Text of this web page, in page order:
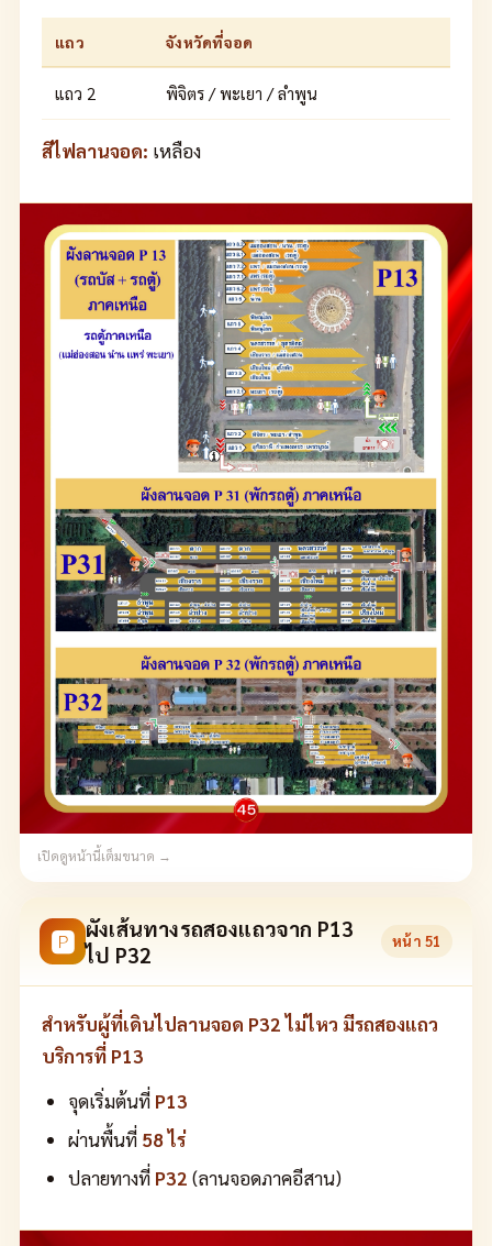
แถว จังหวัดที่จอด
แถว 2 พิจิตร / พะเยา / ลำพูน
สีไฟลานจอด: เหลือง
เปิดดูหน้านี้เต็มขนาด →
🅿 ผังเส้นทางรถสองแถวจาก P13
ไป P32
หน้า 51
สำหรับผู้ที่เดินไปลานจอด P32 ไม่ไหว มีรถสองแถว
บริการที่ P13
จุดเริ่มต้นที่ P13
ผ่านพื้นที่ 58 ไร่
ปลายทางที่ P32 (ลานจอดภาคอีสาน)